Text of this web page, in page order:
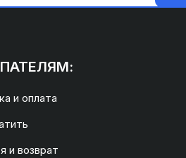
и оплата
и возврат